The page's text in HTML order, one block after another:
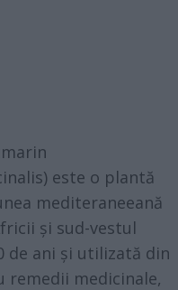
este o plantă
mediteraneeană
și sud-vestul
de ani și utilizată din
medicinale,